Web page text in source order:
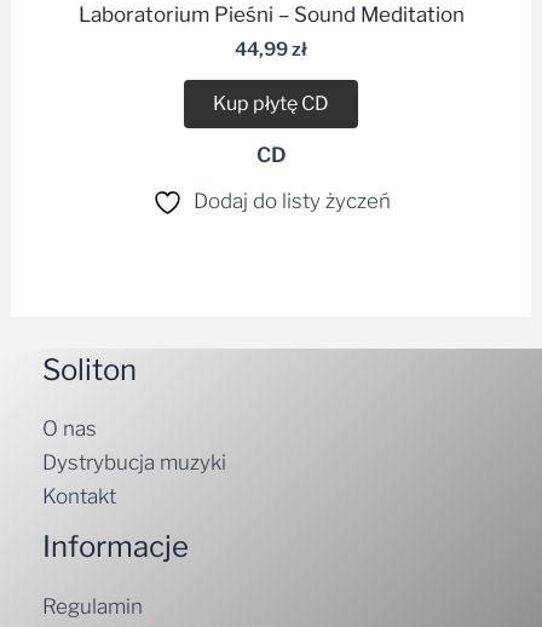
Laboratorium Pieśni – Sound Meditation
44,99zł
Kup płytę CD
CD
Dodaj do listy życzeń
Soliton
O nas
Dystrybucja muzyki
Kontakt
Informacje
Regulamin